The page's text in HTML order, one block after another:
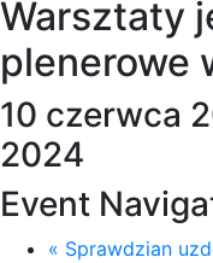
Warsztaty
plenerowe
10 czerwca
2024
Event
« Sprawdzian